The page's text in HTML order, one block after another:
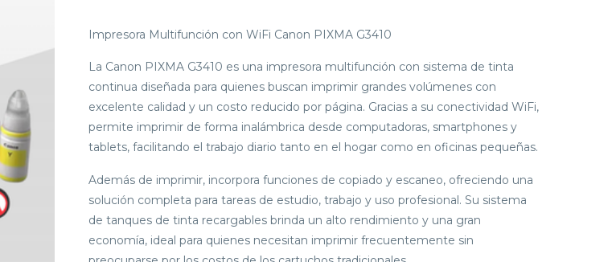
Impresora Multifunción con WiFi Canon PIXMA G3410
La Canon PIXMA G3410 es una impresora multifunción con sistema de tinta
continua diseñada para quienes buscan imprimir grandes volúmenes con
excelente calidad y un costo reducido por página. Gracias a su conectividad WiFi,
permite imprimir de forma inalámbrica desde computadoras, smartphones y
tablets, facilitando el trabajo diario tanto en el hogar como en oficinas pequeñas.
Además de imprimir, incorpora funciones de copiado y escaneo, ofreciendo una
solución completa para tareas de estudio, trabajo y uso profesional. Su sistema
de tanques de tinta recargables brinda un alto rendimiento y una gran
economía, ideal para quienes necesitan imprimir frecuentemente sin